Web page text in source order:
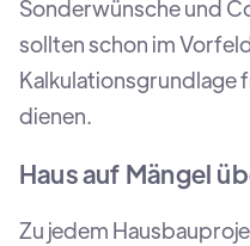
Sonderwünsche und
sollten schon im
Kalkulationsgrundlage
dienen.
Haus auf Mängel
Zu jedem